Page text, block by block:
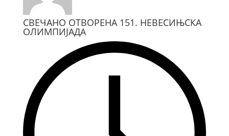
СВЕЧАНО ОТВОРЕНА 151. НЕВЕСИЊСКА
ОЛИМПИЈАДА